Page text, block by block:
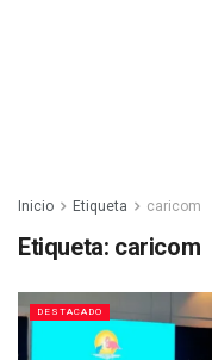
Inicio Etiqueta caricom
Etiqueta: caricom
DESTACADO